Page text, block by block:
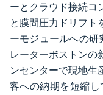
ーとクラウド接続コ
と膜間圧力ドリフト
ーモジュールへの研
レーターボストンの
ンセンターで現地生
客への納期を短縮し